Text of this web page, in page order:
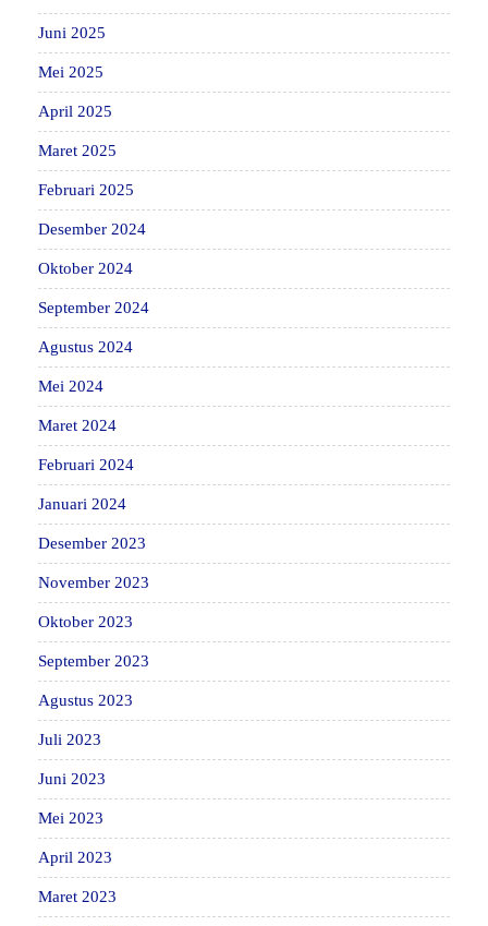
Juni 2025
Mei 2025
April 2025
Maret 2025
Februari 2025
Desember 2024
Oktober 2024
September 2024
Agustus 2024
Mei 2024
Maret 2024
Februari 2024
Januari 2024
Desember 2023
November 2023
Oktober 2023
September 2023
Agustus 2023
Juli 2023
Juni 2023
Mei 2023
April 2023
Maret 2023